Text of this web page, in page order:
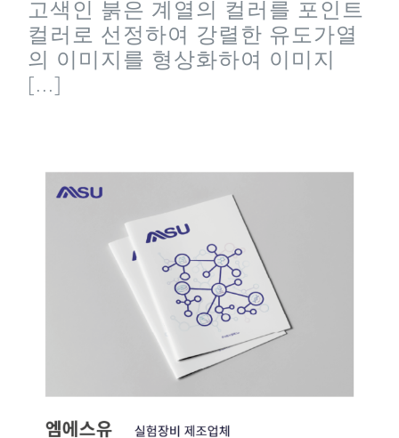
고색인 붉은 계열의 컬러를 포인트
컬러로 선정하여 강렬한 유도가열
의 이미지를 형상화하여 이미지
[...]